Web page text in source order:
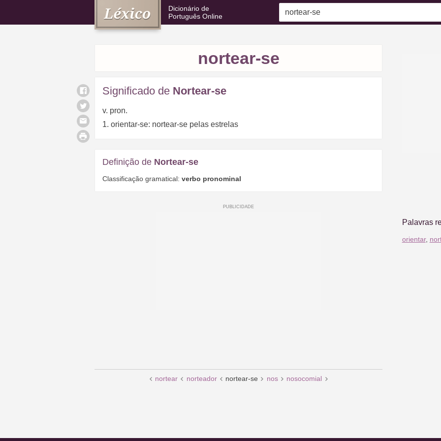
Dicionário de
Português Online
nortear-se
Significado de Nortear-se
v. pron.
1. orientar-se: nortear-se pelas estrelas
Definição de Nortear-se
Classificação gramatical: verbo pronominal
nortear norteador nortear-se nos nosocomial
Palavras
orientar,